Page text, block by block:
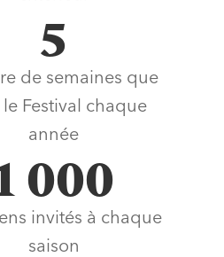
5
de semaines que
Festival chaque
année
000
invités à chaque
saison